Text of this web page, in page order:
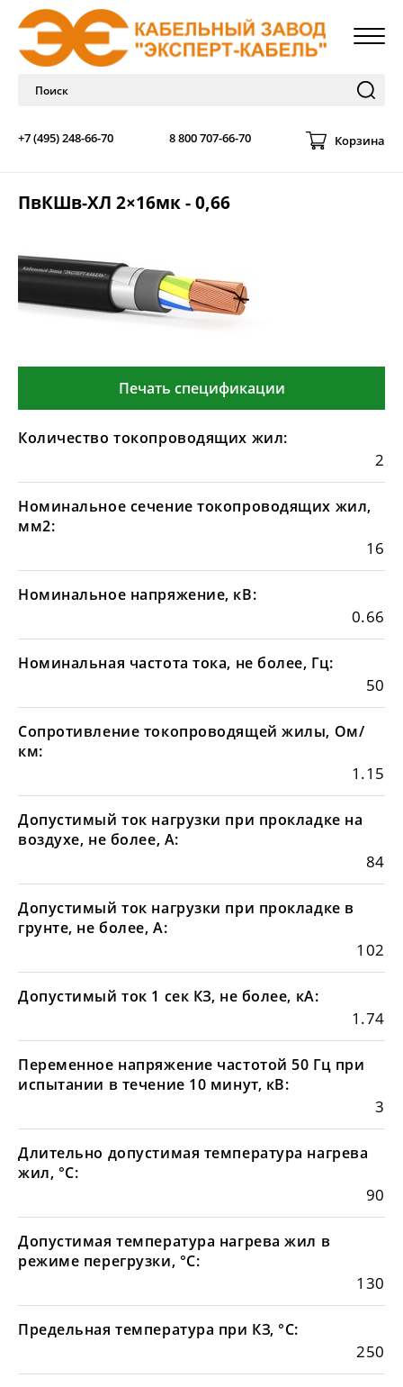
+7 (495) 248-66-70 8 800 707-66-70 Корзина
ПвКШв-ХЛ 2×16мк - 0,66
Печать спецификации
Количество токопроводящих жил:
2
Номинальное сечение токопроводящих жил,
мм2:
16
Номинальное напряжение, кВ:
0.66
Номинальная частота тока, не более, Гц:
50
Сопротивление токопроводящей жилы, Ом/
км:
1.15
Допустимый ток нагрузки при прокладке на
воздухе, не более, А:
84
Допустимый ток нагрузки при прокладке в
грунте, не более, А:
102
Допустимый ток 1 сек КЗ, не более, кА:
1.74
Переменное напряжение частотой 50 Гц при
испытании в течение 10 минут, кВ:
3
Длительно допустимая температура нагрева
жил, °С:
90
Допустимая температура нагрева жил в
режиме перегрузки, °С:
130
Предельная температура при КЗ, °С:
250